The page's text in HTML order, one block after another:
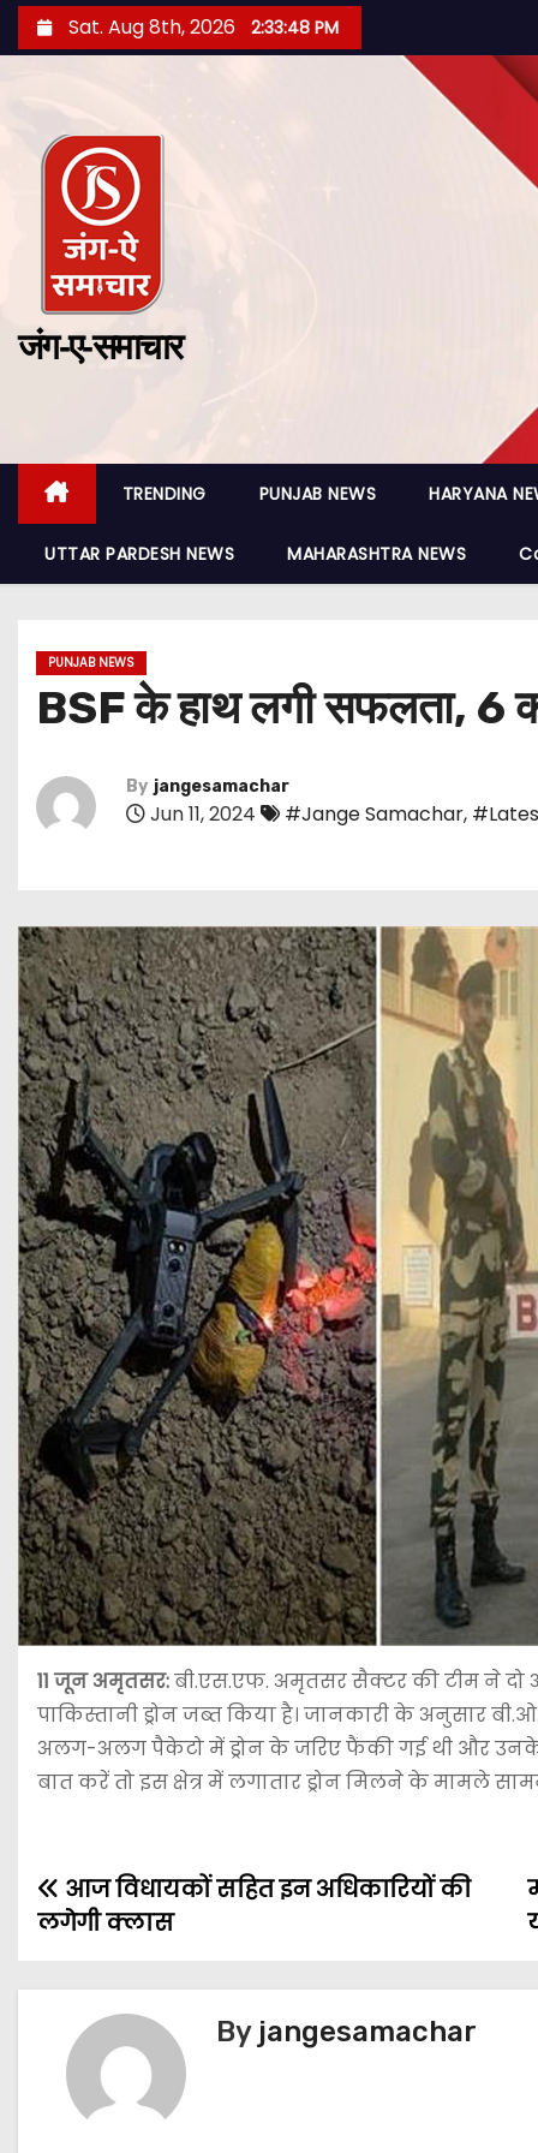
Sat. Aug 8th, 2026 2:33:50 PM
जंग-ए-समाचार
TRENDING PUNJAB NEWS HARYANA
UTTAR PARDESH NEWS MAHARASHTRA NEWS
PUNJAB NEWS
BSF के हाथ लगी सफलता, 6
By jangesamachar
Jun 11, 2024 #Jange Samachar,
11 जून अमृतसर:बी.एस.एफ. अमृतसर सैक्टर की टीम ने दो
पाकिस्तानी ड्रोन जब्त किया है। जानकारी के अनुसार
अलग-अलग पैकेटो में ड्रोन के जरिए फैंकी गई थी और उनके
बात करें तो इस क्षेत्र में लगातार ड्रोन मिलने के मामले
आज विधायकों सहित इन अधिकारियों की
लगेगी क्लास
By jangesamachar